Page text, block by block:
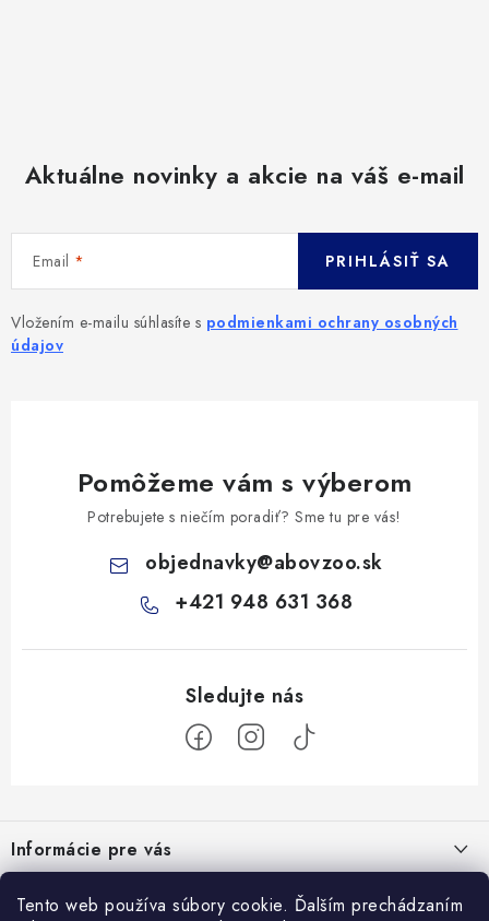
Tento web používa súbory cookie. Ďalším prechádzaním
Aktuálne novinky a akcie na váš e-mail
Email
Vložením e-mailu súhlasíte s podmienkami ochrany osobných
údajov
PRIHLÁSIŤ SA
Pomôžeme vám s výberom
Potrebujete s niečím poradiť? Sme tu pre vás!
objednavky@abovzoo.sk
+421 948 631 368
p
ä
Informácie pre vás
Prijímame online platby